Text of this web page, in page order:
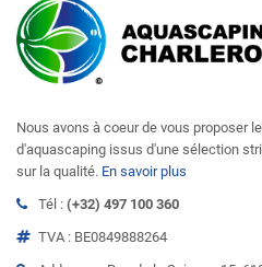
Nous avons à coeur de vous proposer
d'aquascaping issus d'une sélection
sur la qualité. En savoir plus
Tél : (+32) 497 100 360
TVA : BE0849888264